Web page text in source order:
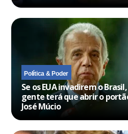
Política & Poder
Se os EUA invadirem o
gente terá que abrir o
José Múcio